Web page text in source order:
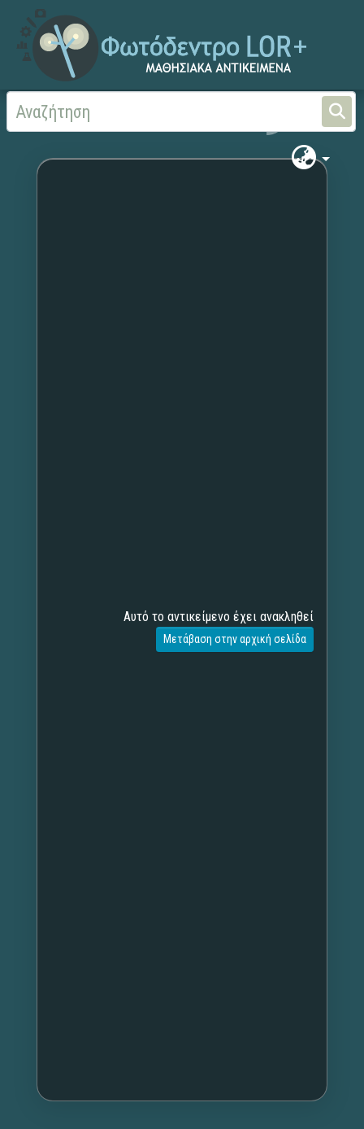
Αρχική Χωρίς τίτλο
Αυτό το αντικείμενο έχει ανακληθεί
Μετάβαση στην αρχική σελίδα